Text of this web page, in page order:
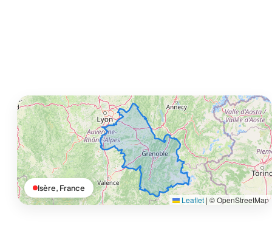
Leaflet | © OpenStreetMap
Isère, France